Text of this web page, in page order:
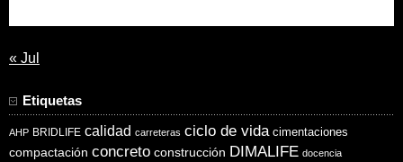
« Jul
Etiquetas
AHP BRIDLIFE calidad carreteras ciclo de vida cimentaciones
compactación concreto construcción DIMALIFE docencia